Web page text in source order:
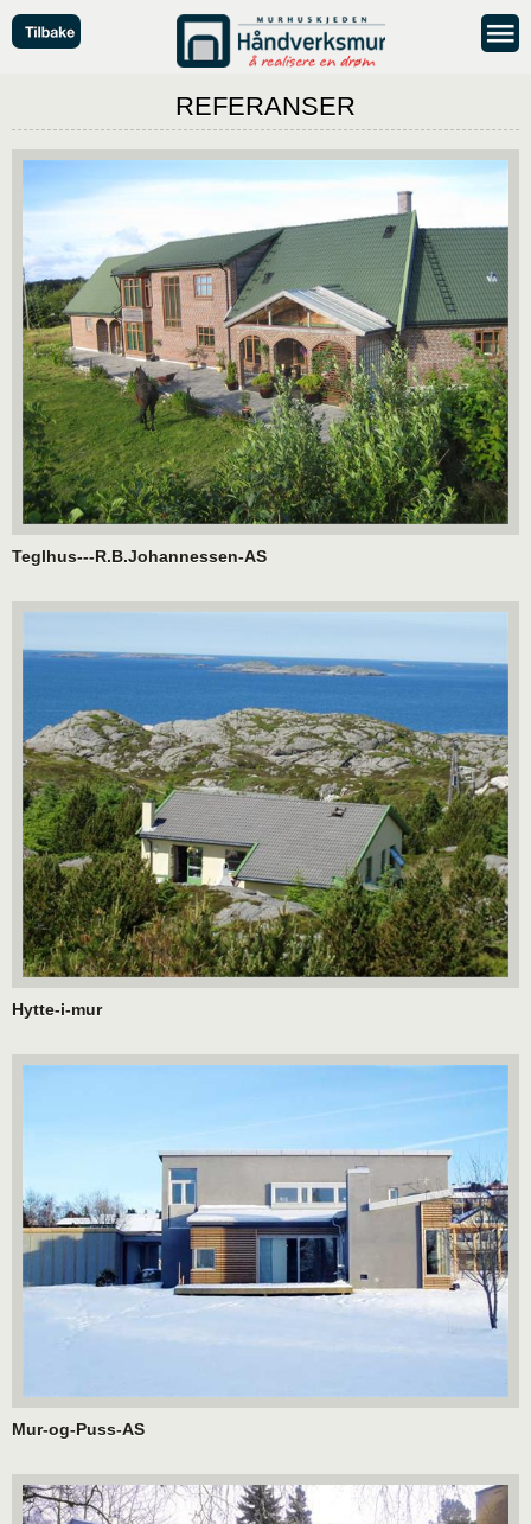
REFERANSER
Teglhus---R.B.Johannessen-AS
Hytte-i-mur
Mur-og-Puss-AS